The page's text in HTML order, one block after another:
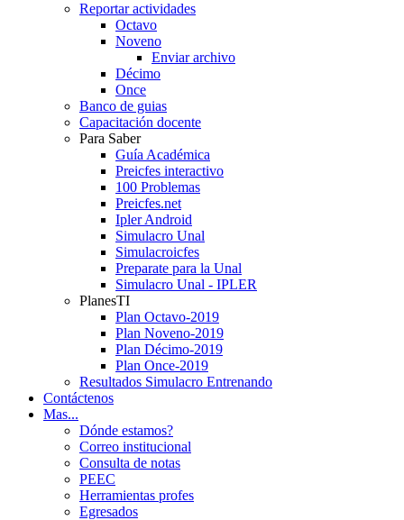
Reportar actividades
Octavo
Noveno
Enviar archivo
Décimo
Once
Banco de guias
Capacitación docente
Para Saber
Guía Académica
Preicfes interactivo
100 Problemas
Preicfes.net
Ipler Android
Simulacro Unal
Simulacroicfes
Preparate para la Unal
Simulacro Unal - IPLER
PlanesTI
Plan Octavo-2019
Plan Noveno-2019
Plan Décimo-2019
Plan Once-2019
Resultados Simulacro Entrenando
Contáctenos
Mas...
Dónde estamos?
Correo institucional
Consulta de notas
PEEC
Herramientas profes
Egresados